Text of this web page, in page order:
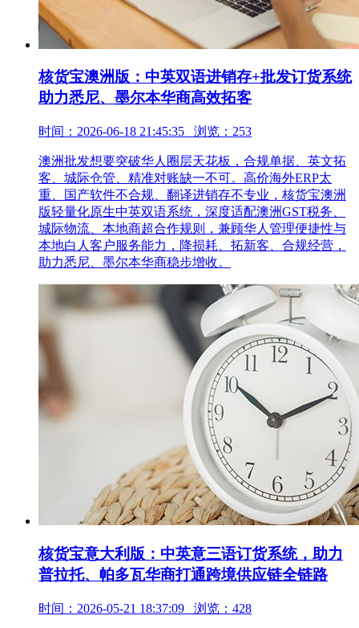
核货宝澳洲版：中英双语进销存+批发订货系统
助力悉尼、墨尔本华商高效拓客
时间：2026-06-18 21:45:35 浏览：253
澳洲批发想要突破华人圈层天花板，合规单据、英文拓
客、城际仓管、精准对账缺一不可。高价海外ERP太
重、国产软件不合规、翻译进销存不专业，核货宝澳洲
版轻量化原生中英双语系统，深度适配澳洲GST税务、
城际物流、本地商超合作规则，兼顾华人管理便捷性与
本地白人客户服务能力，降损耗、拓新客、合规经营，
助力悉尼、墨尔本华商稳步增收。
核货宝意大利版：中英意三语订货系统，助力
普拉托、帕多瓦华商打通跨境供应链全链路
时间：2026-05-21 18:37:09 浏览：428